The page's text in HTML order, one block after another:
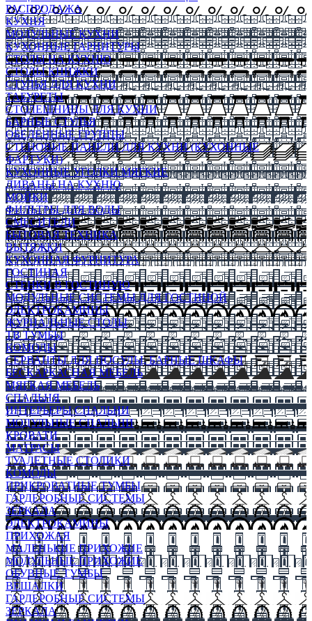
РАСПРОДАЖА
КУХНЯ
МОДУЛЬНЫЕ КУХНИ
КУХОННЫЕ ГАРНИТУРЫ
СТОЛЫ НА КУХНЮ
СТОЛЫ КНИЖКИ
СТУЛЬЯ ДЛЯ КУХНИ
ТАБУРЕТЫ
СТОЛЕШНИЦЫ ДЛЯ КУХНИ
БАРНЫЕ СТУЛЬЯ
ОБЕДЕННЫЕ ГРУППЫ
СТЕНОВЫЕ ПАНЕЛИ ДЛЯ КУХНИ (КУХОННЫЕ
ФАРТУКИ)
КУХОННЫЕ УГОЛКИ МЯГКИЕ
ДИВАНЫ НА КУХНЮ
МОЙКИ
ФИЛЬТРЫ ДЛЯ ВОДЫ
СМЕСИТЕЛИ
БЫТОВАЯ ТЕХНИКА
ВЫТЯЖКИ
КУХОННАЯ ФУРНИТУРА
ГОСТИНАЯ
СТЕНКИ В ГОСТИНУЮ
МОДУЛЬНЫЕ СИСТЕМЫ ДЛЯ ГОСТИНОЙ
ЭЛЕКТРОКАМИНЫ
ЖУРНАЛЬНЫЕ СТОЛЫ
ТВ ТУМБЫ
КОМОДЫ
СЕРВАНТЫ ДЛЯ ПОСУДЫ, БАРНЫЕ ШКАФЫ
БЕСКАРКАСНАЯ МЕБЕЛЬ
МЯГКАЯ МЕБЕЛЬ
СПАЛЬНЯ
ИНТЕРЬЕРЫ СПАЛЬНИ
МОДУЛЬНЫЕ СПАЛЬНИ
КРОВАТИ
МАТРАСЫ
ТУАЛЕТНЫЕ СТОЛИКИ
КОМОДЫ
ПРИКРОВАТНЫЕ ТУМБЫ
ГАРДЕРОБНЫЕ СИСТЕМЫ
ЗЕРКАЛА
ЭЛЕКТРОКАМИНЫ
ПРИХОЖАЯ
МАЛЕНЬКИЕ ПРИХОЖИЕ
МОДУЛЬНЫЕ ПРИХОЖИЕ
ОБУВНЫЕ ТУМБЫ
ВЕШАЛКИ
ГАРДЕРОБНЫЕ СИСТЕМЫ
ЗЕРКАЛА